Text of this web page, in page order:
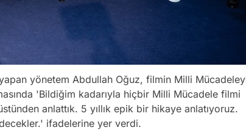
yönetem Abdullah Oğuz, filmin Milli
'Bildiğim kadarıyla hiçbir Milli Mücadele filmi
anlattık. 5 yıllık epik bir hikaye anlatıyoruz.
ifadelerine yer verdi.